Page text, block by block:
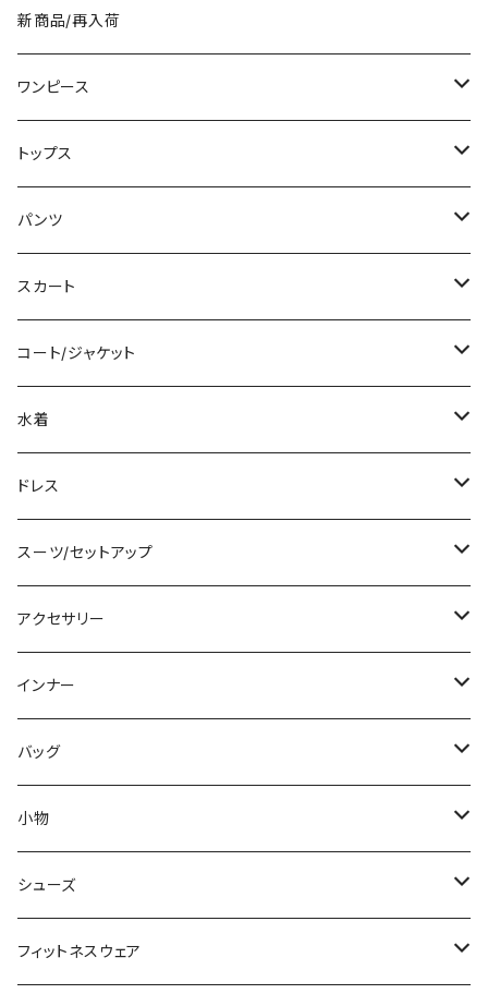
新商品/再入荷
ワンピース
ミニ/ショート
ミディアム/ミモレ
ロング/マキシ
袖付き
ノースリーブ
その他
チュニック
トップス
Tシャツ/カットソー
タンクトップ/キャミソール
シャツ/ブラウス
ベアトップ/チューブトップ
カーディガン/ボレロ
ニット/セーター
パーカー
スウェット/トレーナー
その他
パンツ
ショート丈
クロップド丈
ロング丈
デニム
レギンス
その他
オールインワン
スカート
ミニ/ショート
ミディアム/ミモレ
ロング
その他
コート/ジャケット
コート
ジャケット
その他
水着
タンキニ
バンドゥビキニ
ワンピース
ラッシュガード
その他
ドレス
ミニ/ショート
ミディアム/ミモレ
ロング/マキシ
袖付き
ノースリーブ
パンツドレス
ナイトドレス
スーツ/セットアップ
パンツスーツ
スカートスーツ
その他
アクセサリー
ネックレス
ブレスレット
ピアス
コサージュ
リング
インナー
ブラ/ブラトップ/ベアトップ
ショーツ
タンクトップ/キャミソール
半袖/5分
バッグ
サブバッグ
クラッチバッグ
トートバッグ
小物
マフラー/スカーフ/ストール
財布
シューズ
スニーカー
フィットネスウェア